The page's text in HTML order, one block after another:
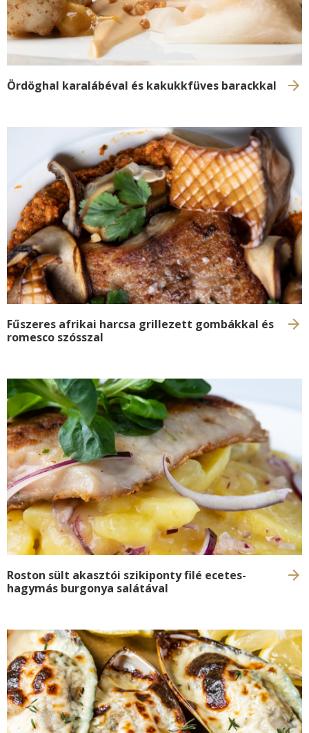
Selfish
Élelmiszer labor
Elkészítési technikák
Receptek
Tudnivalók, tippek
KAPCSOLAT
English
Ördöghal karalábéval és kakukkfüves barackkal
Fűszeres afrikai harcsa grillezett gombákkal és
romesco szósszal
Roston sült akasztói szikiponty filé ecetes-
hagymás burgonya salátával